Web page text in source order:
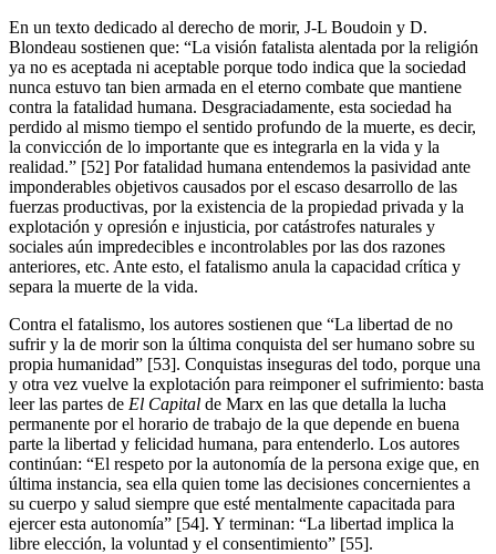
En un texto dedicado al derecho de morir, J-L Boudoin y D.
Blondeau sostienen que: “La visión fatalista alentada por la religión
ya no es aceptada ni aceptable porque todo indica que la sociedad
nunca estuvo tan bien armada en el eterno combate que mantiene
contra la fatalidad humana. Desgraciadamente, esta sociedad ha
perdido al mismo tiempo el sentido profundo de la muerte, es decir,
la convicción de lo importante que es integrarla en la vida y la
realidad.” [52] Por fatalidad humana entendemos la pasividad ante
imponderables objetivos causados por el escaso desarrollo de las
fuerzas productivas, por la existencia de la propiedad privada y la
explotación y opresión e injusticia, por catástrofes naturales y
sociales aún impredecibles e incontrolables por las dos razones
anteriores, etc. Ante esto, el fatalismo anula la capacidad crítica y
separa la muerte de la vida.
Contra el fatalismo, los autores sostienen que “La libertad de no
sufrir y la de morir son la última conquista del ser humano sobre su
propia humanidad” [53]. Conquistas inseguras del todo, porque una
y otra vez vuelve la explotación para reimponer el sufrimiento: basta
leer las partes de El Capital de Marx en las que detalla la lucha
permanente por el horario de trabajo de la que depende en buena
parte la libertad y felicidad humana, para entenderlo. Los autores
continúan: “El respeto por la autonomía de la persona exige que, en
última instancia, sea ella quien tome las decisiones concernientes a
su cuerpo y salud siempre que esté mentalmente capacitada para
ejercer esta autonomía” [54]. Y terminan: “La libertad implica la
libre elección, la voluntad y el consentimiento” [55].